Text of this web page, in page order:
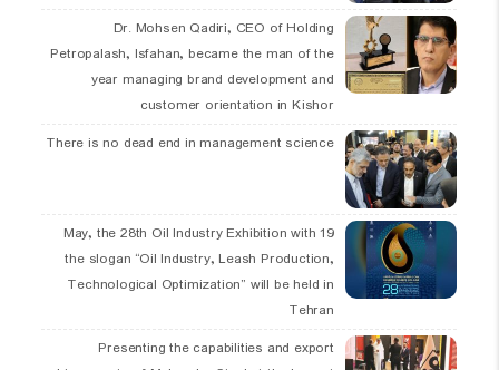
Dr. Mohsen Qadiri, CEO of Holding
Petropalash, Isfahan, became the man of the
year managing brand development and
customer orientation in Kishor
There is no dead end in management science
19 May, the 28th Oil Industry Exhibition with
the slogan “Oil Industry, Leash Production,
Technological Optimization” will be held in
Tehran
Presenting the capabilities and export